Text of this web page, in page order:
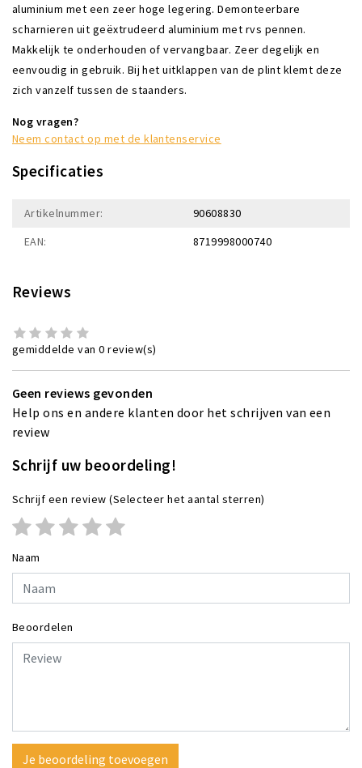
aluminium met een zeer hoge legering. Demonteerbare
scharnieren uit geëxtrudeerd aluminium met rvs pennen.
Makkelijk te onderhouden of vervangbaar. Zeer degelijk en
eenvoudig in gebruik. Bij het uitklappen van de plint klemt deze
zich vanzelf tussen de staanders.
Nog vragen?
Neem contact op met de klantenservice
Specificaties
Artikelnummer:
90608830
EAN:
8719998000740
Reviews
gemiddelde van 0 review(s)
Geen reviews gevonden
Help ons en andere klanten door het schrijven van een
review
Schrijf uw beoordeling!
Schrijf een review (Selecteer het aantal sterren)
Naam
Beoordelen
Je beoordeling toevoegen